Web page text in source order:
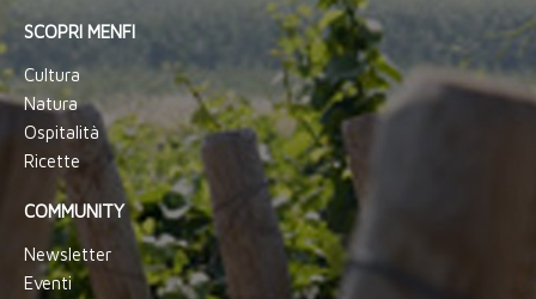
SCOPRI MENFI
Cultura
Natura
Ospitalità
Ricette
COMMUNITY
Newsletter
Eventi